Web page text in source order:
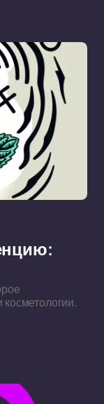
косметологии.